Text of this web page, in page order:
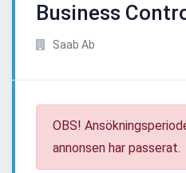
Business
Saab Ab
OBS!
annonsen har passerat.